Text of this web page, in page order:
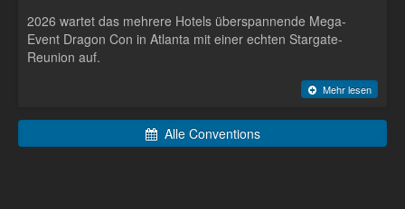
2026 wartet das mehrere Hotels überspannende Mega-
Event Dragon Con in Atlanta mit einer echten Stargate-
Reunion auf.
Mehr lesen
Alle Conventions